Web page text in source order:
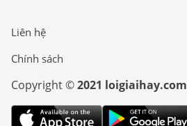
Liên hệ
Chính sách
Copyright ©2021 loigiaihay.com